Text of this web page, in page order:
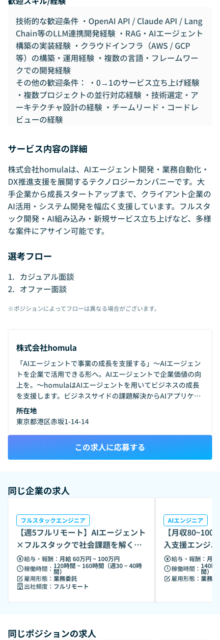
技術的な歓迎条件 ・OpenAI API / Claude API / Lang
Chain等のLLM連携開発経験 ・RAG・AIエージェント
構築の実装経験 ・クラウドインフラ（AWS / GCP
等）の構築・運用経験 ・複数の言語・フレームワー
クでの開発経験
その他の歓迎条件： ・0→1のサービス立ち上げ経験
・複数プロジェクトの並行対応経験 ・技術選定・ア
ーキテクチャ設計の経験 ・チームリード・コードレ
ビューの経験
サービス内容の詳細
株式会社homulaは、AIエージェント開発・業務自動化・
DX推進支援を展開するテクノロジーカンパニーです。大
手企業から成長スタートアップまで、クライアント企業の
AI活用・システム開発を幅広く支援しています。フルスタ
ック開発・AI組み込み・新規サービス立ち上げなど、多様
な案件にアサイン可能です。
選考フロー
カジュアル面談
オファー面談
※ポジションによってフローは異なる場合がございます。
株式会社homula
「AIエージェントで事業の成長を支援する」〜AIエージェン
トを企業で活用できる形へ。AIエージェントで企業価値の向
上を。〜homulaはAIエージェントを用いてビジネスの成長
を支援します。ビジネスサイドの課題解決からAIアプリケー
ションの開発まで一貫した支援を行っています。
所在地
東京都港区赤坂1-14-14
この求人に応募する
同じ企業の求人
フルスタックエンジニア
【週5フルリモート】AIエージェント
×フルスタックで社会課題を解くエ
ンジニア募集
給与・報酬： 月給 60万円 ~ 100万円
稼働時間： 120時間 ~ 160時間（週30 ~ 40時
間）
雇用形態： 業務委託
出社頻度： フルリモート
AIエンジニア
【月収80~100
入支援エンジ
給与・報酬： 月
稼働時間： 140時
間）
雇用形態： 業務委
同じポジションの求人